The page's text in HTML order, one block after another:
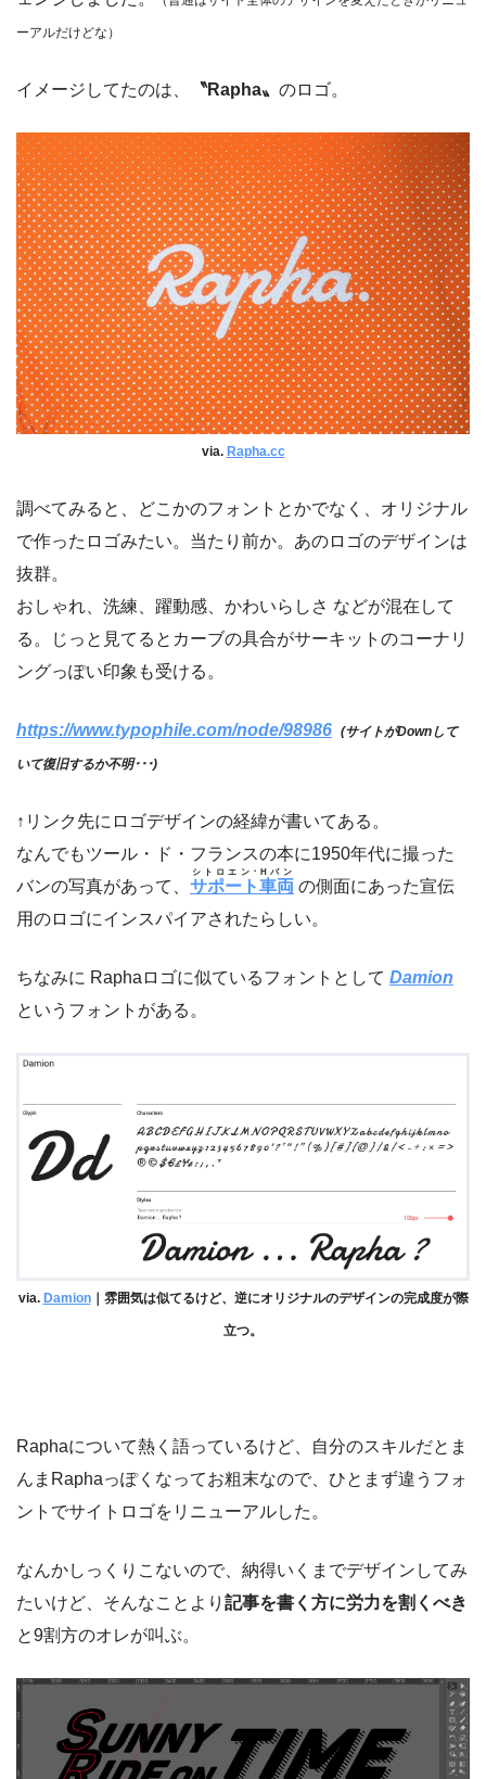
ーアルだけどな）
イメージしてたのは、 〝Rapha〟 のロゴ。
via. Rapha.cc
調べてみると、どこかのフォントとかでなく、オリジナル
で作ったロゴみたい。当たり前か。あのロゴのデザインは
抜群。
おしゃれ、洗練、躍動感、かわいらしさ などが混在して
る。じっと見てるとカーブの具合がサーキットのコーナリ
ングっぽい印象も受ける。
https://www.typophile.com/node/98986 (サイトがDownして
いて復旧するか不明･･･)
↑リンク先にロゴデザインの経緯が書いてある。
なんでもツール・ド・フランスの本に1950年代に撮った
バンの写真があって、 サポート車両
シトロエン･Hバン
の側面にあった宣伝
用のロゴにインスパイアされたらしい。
ちなみに Raphaロゴに似ているフォントとして Damion
というフォントがある。
via. Damion｜雰囲気は似てるけど、逆にオリジナルのデザインの完成度が際
立つ。
Raphaについて熱く語っているけど、自分のスキルだとま
んまRaphaっぽくなってお粗末なので、ひとまず違うフォ
ントでサイトロゴをリニューアルした。
なんかしっくりこないので、納得いくまでデザインしてみ
たいけど、そんなことより 記事を書く方に労力を割くべき
と9割方のオレが叫ぶ。